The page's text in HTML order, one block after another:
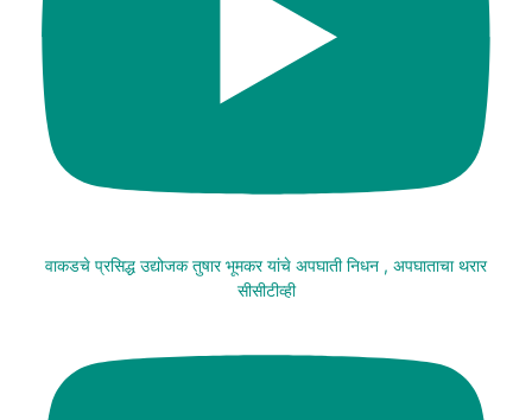
वाकडचे प्रसिद्ध उद्योजक तुषार भूमकर यांचे अपघाती निधन , अपघाताचा थरार
सीसीटीव्ही